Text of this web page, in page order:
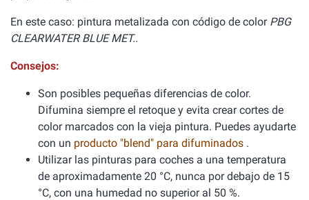
En este caso: pintura metalizada con código de color PBG
CLEARWATER BLUE MET..
Consejos:
Son posibles pequeñas diferencias de color.
Difumina siempre el retoque y evita crear cortes de
color marcados con la vieja pintura. Puedes ayudarte
con un producto "blend" para difuminados .
Utilizar las pinturas para coches a una temperatura
de aproximadamente 20 °C, nunca por debajo de 15
°C, con una humedad no superior al 50 %.